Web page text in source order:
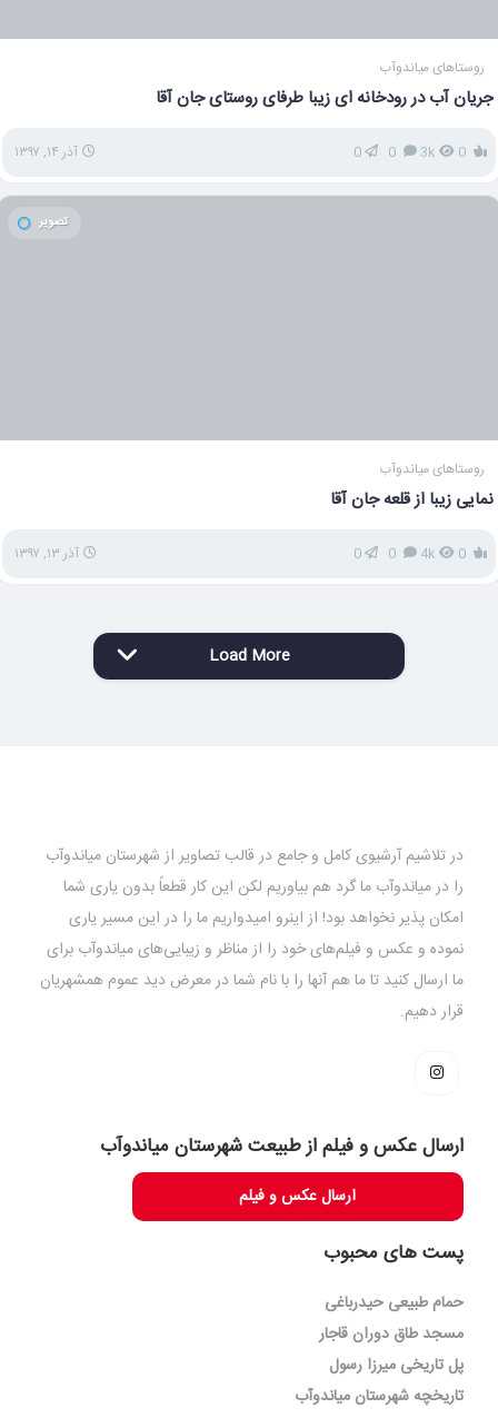
روستاهای میاندوآب
جریان آب در رودخانه ای زیبا طرفای روستای جان آقا
3k
0 آذر ۱۴, ۱۳۹۷
تصویر
روستاهای میاندوآب
نمایی زیبا از قلعه جان آقا
4k
0 آذر ۱۳, ۱۳۹۷
Load More
در تلاشیم آرشیوی کامل و جامع در قالب تصاویر از شهرستان میاندوآب
را در میاندوآب ما گرد هم بیاوریم لکن این کار قطعاً بدون یاری شما
امکان پذیر نخواهد بود! از اینرو امیدواریم ما را در این مسیر یاری
نموده و عکس و فیلم‌های خود را از مناظر و زیبایی‌های میاندوآب برای
ما ارسال کنید تا ما هم آنها را با نام شما در معرض دید عموم همشهریان
قرار دهیم.
ارسال عکس و فیلم از طبیعت شهرستان میاندوآب
ارسال عکس و فیلم
پست های محبوب
حمام طبیعی حیدرباغی
مسجد طاق دوران قاجار
پل تاریخی میرزا رسول
تاریخچه شهرستان میاندوآب